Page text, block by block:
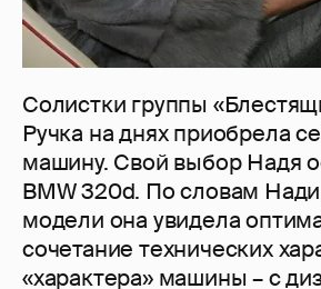
Солистки группы
Ручка на днях приобрела
машину. Свой выбор Надя
BMW 320d. По словам
модели она увидела
сочетание технических
«характера» машины – с